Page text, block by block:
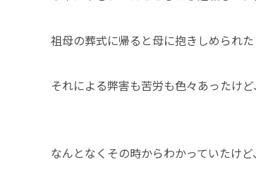
祖母の葬式に帰ると母に抱きしめられ
それによる弊害も苦労も色々あったけ
なんとなくその時からわかっていたけ